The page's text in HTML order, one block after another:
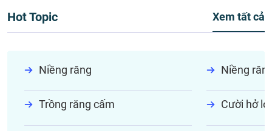
Hot Topic Xem tất cả
Niềng răng Niềng
Trồng răng cấm Cười hở lợi